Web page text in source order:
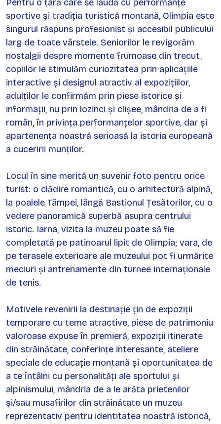
Pentru o țară care se laudă cu performanțe
sportive și tradiția turistică montană, Olimpia este
singurul răspuns profesionist și accesibil publicului
larg de toate vârstele. Seniorilor le revigorăm
nostalgii despre momente frumoase din trecut,
copiilor le stimulăm curiozitatea prin aplicațiile
interactive și designul atractiv al expozițiilor,
adulților le confirmăm prin piese istorice și
informații, nu prin lozinci și clișee, mândria de a fi
român, în privința performanțelor sportive, dar și
apartenența noastră serioasă la istoria europeană
a cuceririi munților.
Locul în sine merită un suvenir foto pentru orice
turist: o clădire romantică, cu o arhitectură alpină,
la poalele Tâmpei, lângă Bastionul Țesătorilor, cu o
vedere panoramică superbă asupra centrului
istoric. Iarna, vizita la muzeu poate să fie
completată pe patinoarul lipit de Olimpia; vara, de
pe terasele exterioare ale muzeului pot fi urmărite
meciuri și antrenamente din turnee internaționale
de tenis.
Motivele revenirii la destinație țin de expoziții
temporare cu teme atractive, piese de patrimoniu
valoroase expuse în premieră, expoziții itinerate
din străinătate, conferințe interesante, ateliere
speciale de educație montană și oportunitatea de
a te întâlni cu personalități ale sportului și
alpinismului, mândria de a le arăta prietenilor
și/sau musafirilor din străinătate un muzeu
reprezentativ pentru identitatea noastră istorică,